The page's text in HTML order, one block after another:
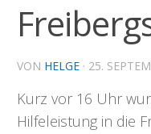
VON HELGE · 25.
Kurz vor 16 Uhr
Hilfeleistung in die